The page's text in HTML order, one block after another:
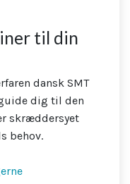
til din
dansk SMT
dig til den
skræddersyet
behov.